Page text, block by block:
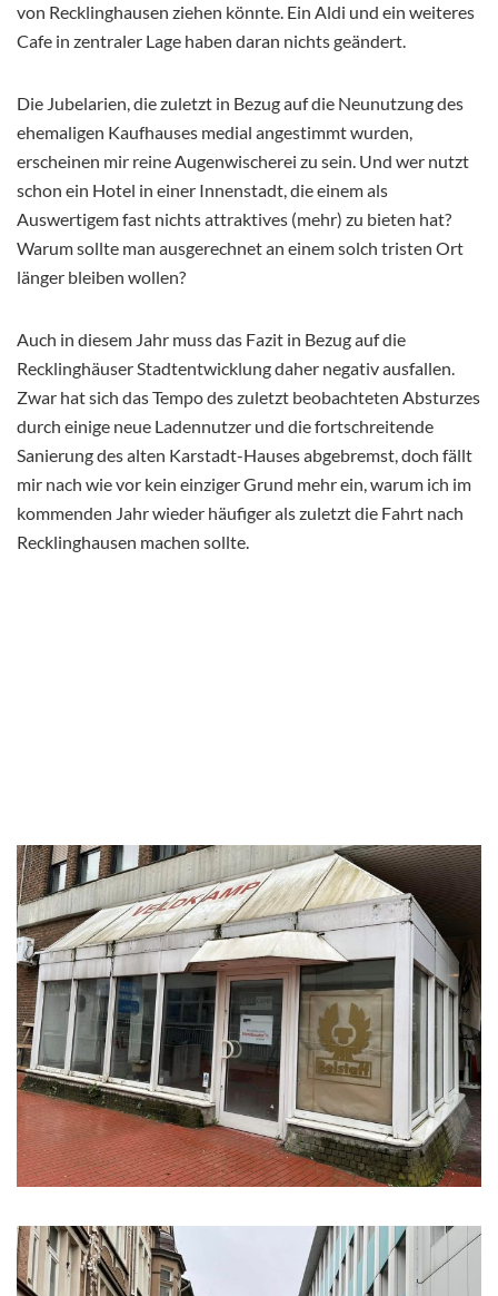
von Recklinghausen ziehen könnte. Ein Aldi und ein weiteres
Cafe in zentraler Lage haben daran nichts geändert.
Die Jubelarien, die zuletzt in Bezug auf die Neunutzung des
ehemaligen Kaufhauses medial angestimmt wurden,
erscheinen mir reine Augenwischerei zu sein. Und wer nutzt
schon ein Hotel in einer Innenstadt, die einem als
Auswertigem fast nichts attraktives (mehr) zu bieten hat?
Warum sollte man ausgerechnet an einem solch tristen Ort
länger bleiben wollen?
Auch in diesem Jahr muss das Fazit in Bezug auf die
Recklinghäuser Stadtentwicklung daher negativ ausfallen.
Zwar hat sich das Tempo des zuletzt beobachteten Absturzes
durch einige neue Ladennutzer und die fortschreitende
Sanierung des alten Karstadt-Hauses abgebremst, doch fällt
mir nach wie vor kein einziger Grund mehr ein, warum ich im
kommenden Jahr wieder häufiger als zuletzt die Fahrt nach
Recklinghausen machen sollte.